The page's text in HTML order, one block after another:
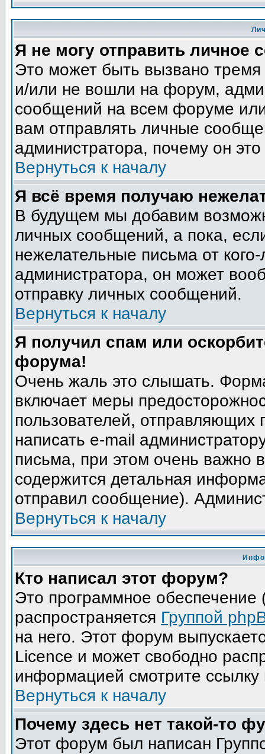
Я не могу отправить личное
Это может быть вызвано
и/или не вошли на форум,
сообщений на всем форуме
вам отправлять личные
администратора, почему он
Вернуться к началу
Я всё время получаю
В будущем мы добавим
личных сообщений, а пока,
нежелательные письма от
администратора, он может
отправку личных сообщений.
Вернуться к началу
Я получил спам или
форума!
Очень жаль это слышать.
включает меры
пользователей,
написать e-mail
письма, при этом очень важно
содержится детальная
отправил сообщение).
Вернуться к началу
Кто написал этот форум?
Это программное
распространяется Группой
на него. Этот форум
Licence и может свободно
информацией смотрите ссылку
Вернуться к началу
Почему здесь нет такой-то
Этот форум был написан